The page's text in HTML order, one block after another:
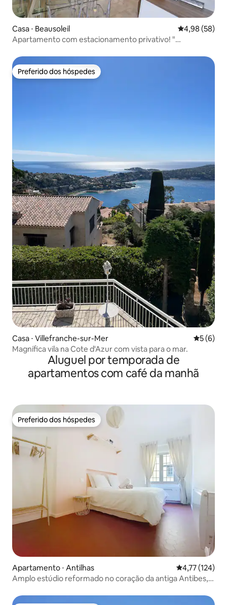
Casa ⋅ Beausoleil 4,98 de uma
4,98 (58)
Apartamento com estacionamento privativo! "
Preferido dos hóspedes
Preferido dos hóspedes
Casa ⋅ Villefranche-sur-Mer 5 de
5 (6)
Magnífica vila na Cote d'Azur com vista para o mar.
Aluguel por temporada de
apartamentos com café da manhã
Preferido dos hóspedes
Preferido dos hóspedes
Apartamento ⋅ Antilhas 4,77 de uma
4,77 (124)
Amplo estúdio reformado no coração da antiga Antibes,